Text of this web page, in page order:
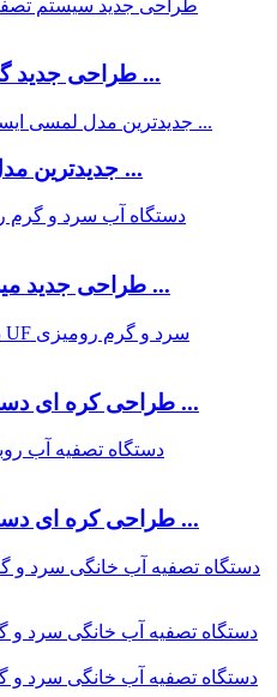
طراحی جدید گرم و سرد هدایت ...
جدیدترین مدل کفپوش لمسی ...
طراحی جدید میزهای گرم و سرد ...
طراحی کره ای دسکتاپ داغ شرکت ...
طراحی کره ای دسکتاپ داغ شرکت ...